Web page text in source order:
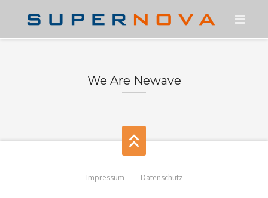
ÜBER UNS
PRESSE
KARRIERE
SUPERNOVA-PORTAL
We Are Newave
Impressum Datenschutz